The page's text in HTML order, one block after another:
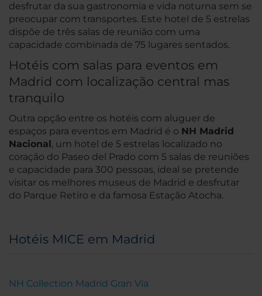
desfrutar da sua gastronomia e vida noturna sem se
preocupar com transportes. Este hotel de 5 estrelas
dispõe de três salas de reunião com uma
capacidade combinada de 75 lugares sentados.
Hotéis com salas para eventos em
Madrid com localização central mas
tranquilo
Outra opção entre os hotéis com aluguer de
espaços para eventos em Madrid é o NH Madrid
Nacional , um hotel de 5 estrelas localizado no
coração do Paseo del Prado com 5 salas de reuniões
e capacidade para 300 pessoas, ideal se pretende
visitar os melhores museus de Madrid e desfrutar
do Parque Retiro e da famosa Estação Atocha.
Hotéis MICE em Madrid
NH Collection Madrid Gran Vía